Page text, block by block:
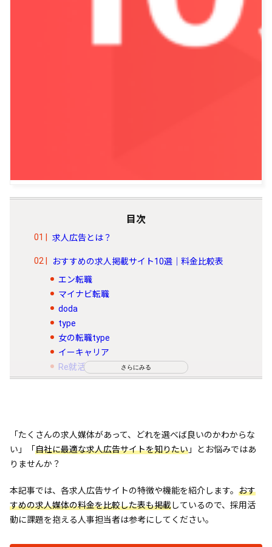
目次
求人広告とは？
おすすめの求人掲載サイト10選｜料金比較表
エン転職
マイナビ転職
doda
type
女の転職type
イーキャリア
Re就活
日経転職版
求人掲載サイト（求人広告）の選び方
ターゲット人材が多く登録しているか
求人広告の利用に向いている企業
1職種につき3名以上を採用したい企業
さらにみる
「たくさんの求人媒体があって、どれを選べば良いのかわからな
い」「 自社に最適な求人広告サイトを知りたい 」とお悩みではあ
りませんか？
本記事では、各求人広告サイトの特徴や機能を紹介します。 おす
すめの求人媒体の料金を比較した表も掲載しているので、採用活
動に課題を抱える人事担当者は参考にしてください。